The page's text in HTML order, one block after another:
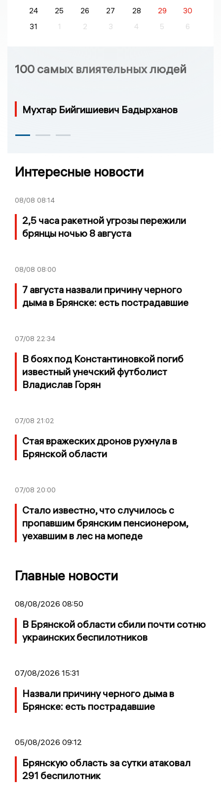
24
25 26 27 28 29
30
31
1 2 3 4 5 6
100 самых влиятельных людей
Мухтар Бийгишиевич Бадырханов
Интересные новости
08/08 08:14
2,5 часа ракетной угрозы пережили
брянцы ночью 8 августа
08/08 08:00
7 августа назвали причину черного
дыма в Брянске: есть пострадавшие
07/08 22:34
В боях под Константиновкой погиб
известный унечский футболист
Владислав Горян
07/08 21:02
Стая вражеских дронов рухнула в
Брянской области
07/08 20:00
Стало известно, что случилось с
пропавшим брянским пенсионером,
уехавшим в лес на мопеде
Главные новости
08/08/2026 08:50
В Брянской области сбили почти сотню
украинских беспилотников
07/08/2026 15:31
Назвали причину черного дыма в
Брянске: есть пострадавшие
05/08/2026 09:12
Брянскую область за сутки атаковал
291 беспилотник